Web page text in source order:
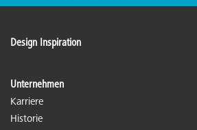
Design Inspiration
Unternehmen
Karriere
Historie